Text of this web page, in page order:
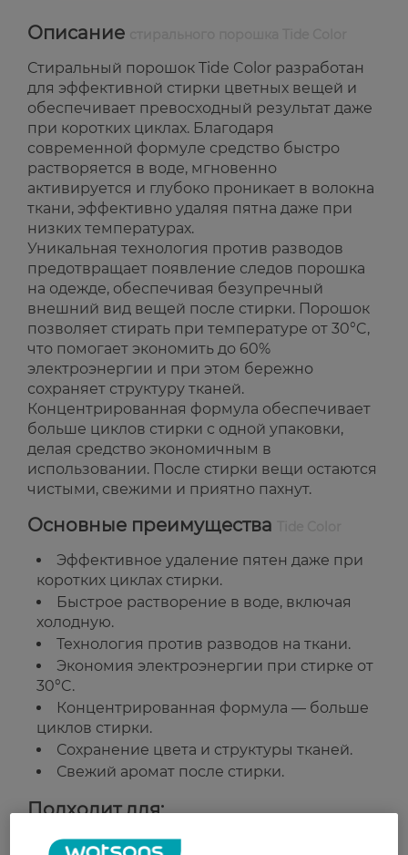
Описание
Стиральный порошок Tide Color разработан
для эффективной стирки цветных вещей и
обеспечивает превосходный результат даже
при коротких циклах. Благодаря
современной формуле средство быстро
растворяется в воде, мгновенно
активируется и глубоко проникает в волокна
ткани, эффективно удаляя пятна даже при
низких температурах.
Уникальная технология против разводов
предотвращает появление следов порошка
на одежде, обеспечивая безупречный
внешний вид вещей после стирки. Порошок
позволяет стирать при температуре от 30°C,
что помогает экономить до 60%
электроэнергии и при этом бережно
сохраняет структуру тканей.
Концентрированная формула обеспечивает
больше циклов стирки с одной упаковки,
делая средство экономичным в
использовании. После стирки вещи остаются
чистыми, свежими и приятно пахнут.
Основные преимущества
Эффективное удаление пятен даже при
коротких циклах стирки.
Быстрое растворение в воде, включая
холодную.
Технология против разводов на ткани.
Экономия электроэнергии при стирке от
30°C.
Концентрированная формула — больше
циклов стирки.
Сохранение цвета и структуры тканей.
Свежий аромат после стирки.
Подходит для:
Стирки цветных вещей.